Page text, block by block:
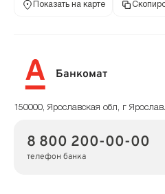
Показать на карте
Банкомат
150000, Ярославская обл, г
8 800 200-00-00
телефон банка